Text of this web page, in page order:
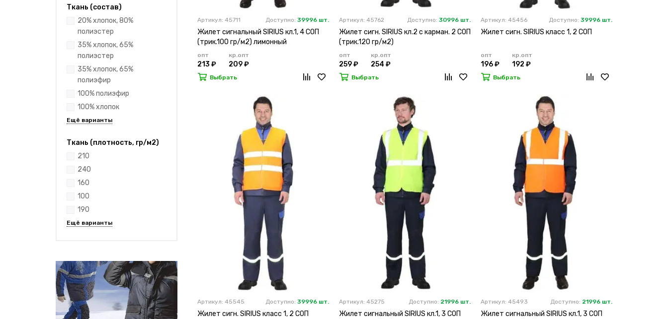
Ткань (состав)
20% хлопок, 80%
полиэстер
35% хлопок, 65%
полиэстер
35% хлопок, 65%
полиэфир
100% полиэфир
100% хлопок
Ткань (плотность, гр/м2)
210
240
160
100
190
Артикул: 45711 Доступно: 39996 шт.
Жилет сигнальный SIRIUS кл.1, 4 СОП
(трик.100 гр/м2) лимонный
опт
213 ₽
кр.опт
209 ₽
Выбрать
Артикул: 45762 Доступно: 30996 шт.
Жилет сигн. SIRIUS кл.2 с карман. 2 СОП
(трик.120 гр/м2)
опт
259 ₽
кр.опт
254 ₽
Выбрать
Артикул: 45456 Доступно: 39996 шт.
Жилет сигн. SIRIUS класс 1, 2 СОП
опт
196 ₽
кр.опт
192 ₽
Выбрать
Артикул: 45545 Доступно: 39996 шт.
Жилет сигн. SIRIUS класс 1, 2 СОП
Артикул: 45275 Доступно: 21996 шт.
Жилет сигнальный SIRIUS кл.1, 3 СОП
Артикул: 45493 Доступно: 21996 шт.
Жилет сигнальный SIRIUS кл.1, 3 СОП